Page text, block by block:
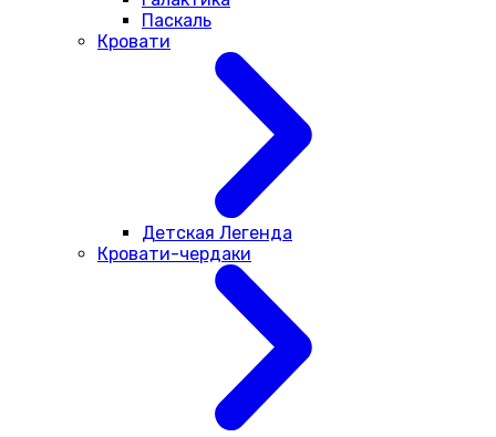
Паскаль
Кровати
Детская Легенда
Кровати-чердаки